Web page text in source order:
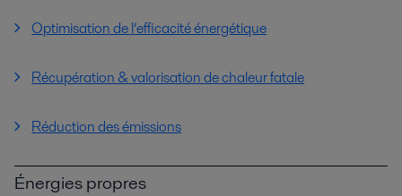
Optimisation de l’efficacité énergétique
Récupération & valorisation de chaleur fatale
Réduction des émissions
Énergies propres